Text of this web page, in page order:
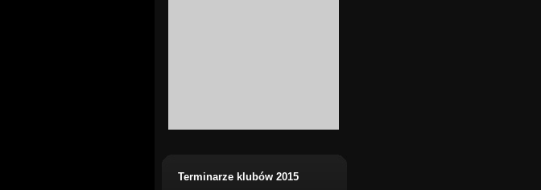
Terminarze klubów 2015